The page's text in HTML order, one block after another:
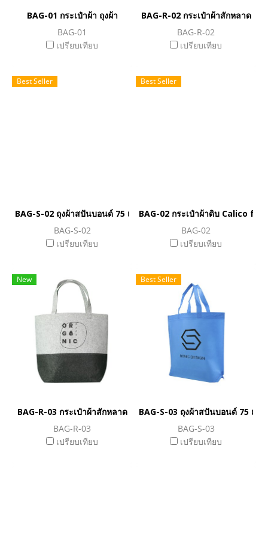
BAG-01 กระเป๋าผ้า ถุงผ้า
BAG-01
เปรียบเทียบ
BAG-R-02 กระเป๋าผ้าสักหลาด
BAG-R-02
เปรียบเทียบ
Best Seller
BAG-S-02 ถุงผ้าสปันบอนด์ 75 แกรม
BAG-S-02
เปรียบเทียบ
Best Seller
BAG-02 กระเป๋าผ้าดิบ Calico
BAG-02
เปรียบเทียบ
New
BAG-R-03 กระเป๋าผ้าสักหลาด
BAG-R-03
เปรียบเทียบ
Best Seller
BAG-S-03 ถุงผ้าสปันบอนด์ 75 แก
BAG-S-03
เปรียบเทียบ